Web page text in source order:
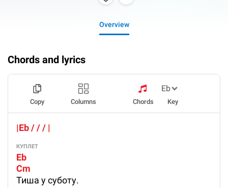
Overview
Chords and lyrics
Copy Columns Chords Key
|Eb / / / |
КУПЛЕТ
Eb
Cm
Тиша у суботу.